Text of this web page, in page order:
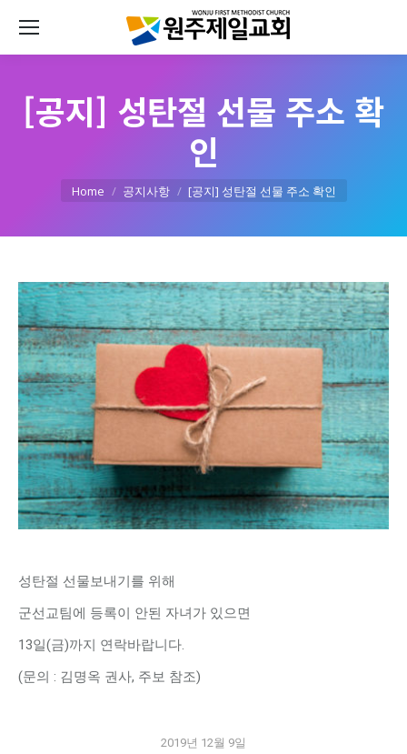
[공지] 성탄절 선물 주소 확
인
Home 공지사항 [공지] 성탄절 선물 주소 확인
성탄절 선물보내기를 위해
군선교팀에 등록이 안된 자녀가 있으면
13일(금)까지 연락바랍니다.
(문의 : 김명옥 권사, 주보 참조)
2019년 12월 9일